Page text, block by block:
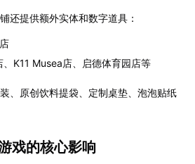
还提供额外实体和数字道具：
、K11 Musea店、启德体育园店等
、原创饮料提袋、定制桌垫、泡泡贴纸
戏的核心影响